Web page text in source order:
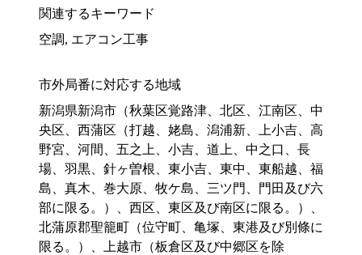
関連するキーワード
空調, エアコン工事
市外局番に対応する地域
新潟県新潟市（秋葉区覚路津、北区、江南区、中
央区、西蒲区（打越、姥島、潟浦新、上小吉、高
野宮、河間、五之上、小吉、道上、中之口、長
場、羽黒、針ヶ曽根、東小吉、東中、東船越、福
島、真木、巻大原、牧ケ島、三ツ門、門田及び六
部に限る。）、西区、東区及び南区に限る。）、
北蒲原郡聖籠町（位守町、亀塚、東港及び別條に
限る。）、上越市（板倉区及び中郷区を除